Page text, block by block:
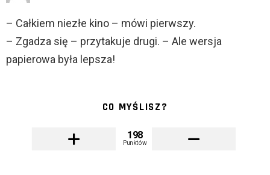
– Całkiem niezłe kino – mówi pierwszy.
– Zgadza się – przytakuje drugi. – Ale wersja
papierowa była lepsza!
CO MYŚLISZ?
198
Punktów